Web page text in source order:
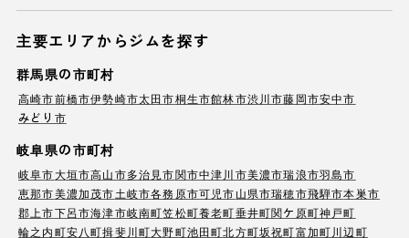
主要エリアからジムを探す
群馬県の市町村
高崎市前橋市伊勢崎市太田市桐生市館林市渋川市藤岡市安中市
みどり市
岐阜県の市町村
岐阜市大垣市高山市多治見市関市中津川市美濃市瑞浪市羽島市
恵那市美濃加茂市土岐市各務原市可児市山県市瑞穂市飛騨市本巣市
郡上市下呂市海津市岐南町笠松町養老町垂井町関ケ原町神戸町
輪之内町安八町揖斐川町大野町池田町北方町坂祝町富加町川辺町